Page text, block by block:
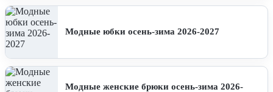
Модные юбки осень-зима 2026-2027
Модные женские брюки осень-зима 2026-